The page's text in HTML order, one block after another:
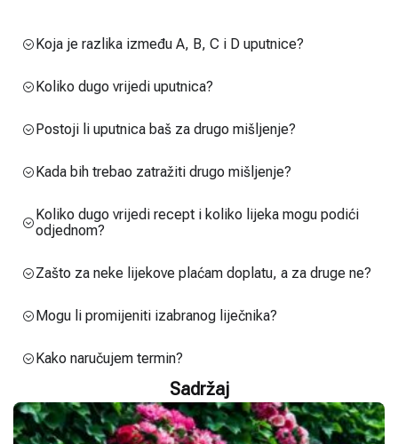
Koja je razlika između A, B, C i D uputnice?
Koliko dugo vrijedi uputnica?
Postoji li uputnica baš za drugo mišljenje?
Kada bih trebao zatražiti drugo mišljenje?
Koliko dugo vrijedi recept i koliko lijeka mogu podići
odjednom?
Zašto za neke lijekove plaćam doplatu, a za druge ne?
Mogu li promijeniti izabranog liječnika?
Kako naručujem termin?
Sadržaj